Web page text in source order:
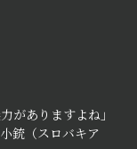
がありますよね」
銃（スロバキア